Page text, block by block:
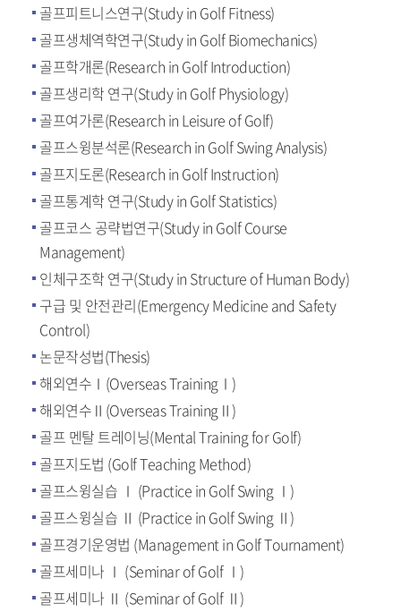
골프피트니스연구(Study in Golf Fitness)
골프생체역학연구(Study in Golf Biomechanics)
골프학개론(Research in Golf Introduction)
골프생리학 연구(Study in Golf Physiology)
골프여가론(Research in Leisure of Golf)
골프스윙분석론(Research in Golf Swing Analysis)
골프지도론(Research in Golf Instruction)
골프통계학 연구(Study in Golf Statistics)
골프코스 공략법연구(Study in Golf Course
Management)
인체구조학 연구(Study in Structure of Human Body)
구급 및 안전관리(Emergency Medicine and Safety
Control)
논문작성법(Thesis)
해외연수Ⅰ(Overseas TrainingⅠ)
해외연수Ⅱ(Overseas TrainingⅡ)
골프 멘탈 트레이닝(Mental Training for Golf)
골프지도법 (Golf Teaching Method)
골프스윙실습 Ⅰ (Practice in Golf Swing Ⅰ)
골프스윙실습 Ⅱ (Practice in Golf Swing Ⅱ)
골프경기운영법 (Management in Golf Tournament)
골프세미나 Ⅰ (Seminar of Golf Ⅰ)
골프세미나 Ⅱ (Seminar of Golf Ⅱ)